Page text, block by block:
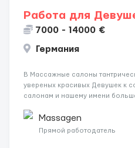
Работа для
7000 - 14000 €
Германия
В Массажные салоны
увереных красивых Девушек к
салонам и нашему имени
заработная плата 💚Мы
incall / Out...
Massagen
Прямой работодатель